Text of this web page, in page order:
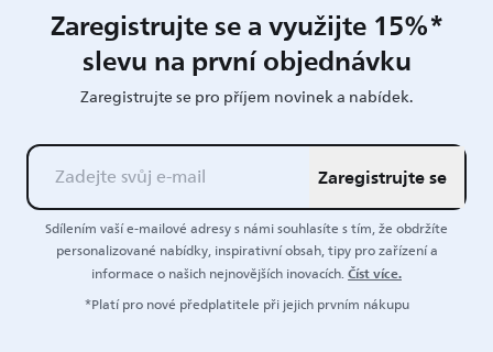
Zaregistrujte se a využijte 15%*
slevu na první objednávku
Zaregistrujte se pro příjem novinek a nabídek.
Zaregistrujte se
Sdílením vaší e-mailové adresy s námi souhlasíte s tím, že obdržíte
personalizované nabídky, inspirativní obsah, tipy pro zařízení a
informace o našich nejnovějších inovacích.Číst více.
*Platí pro nové předplatitele při jejich prvním nákupu